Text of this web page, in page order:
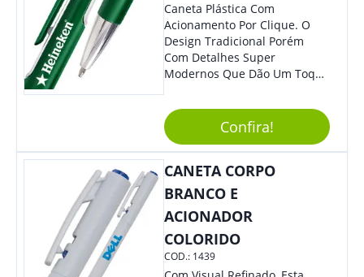
Caneta Plástica Com
Acionamento Por Clique. O
Design Tradicional Porém
Com Detalhes Super
Modernos Que Dão Um Toque
Confira!
CANETA CORPO
BRANCO E
ACIONADOR
COLORIDO
COD.: 1439